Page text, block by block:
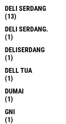
DELI SERDANG
(13)
DELI SERDANG.
(1)
DELISERDANG
(1)
DELL TUA
(1)
DUMAI
(1)
GNI
(1)